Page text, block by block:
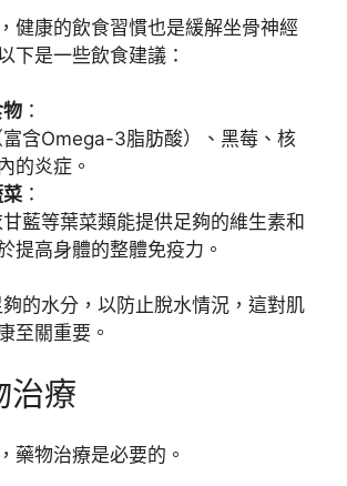
健康的飲食習慣也是緩解坐骨神經
下是一些飲食建議：
：
含Omega-3脂肪酸）、黑莓、核
的炎症。
：
藍等葉菜類能提供足夠的維生素和
提高身體的整體免疫力。
的水分，以防止脫水情況，這對肌
至關重要。
治療
藥物治療是必要的。